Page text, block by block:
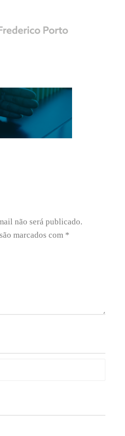
não será publicado.
marcados com *